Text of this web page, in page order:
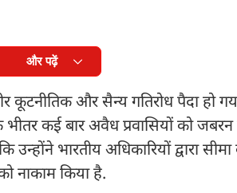
और पढ़ें
कूटनीतिक और सैन्य गतिरोध पैदा हो
कई बार अवैध प्रवासियों को
उन्होंने भारतीय अधिकारियों द्वारा
नाकाम किया है.